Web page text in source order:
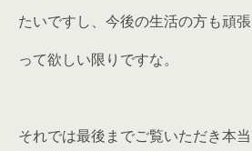
たいですし、今後の生活の方も頑張
って欲しい限りですな。
それでは最後までご覧いただき本当